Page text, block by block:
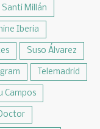
Santi Millán
Iberia
Suso Álvarez
Telemadrid
Campos